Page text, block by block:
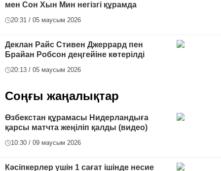
мен Сон Хын Мин негізгі құрамда
20:31 / 05 маусым 2026
Деклан Райс Стивен Джеррард пен
Брайан Робсон деңгейіне көтерілді
20:13 / 05 маусым 2026
Соңғы жаңалықтар
Өзбекстан құрамасы Нидерландыға
қарсы матчта жеңіліп қалды (видео)
10:30 / 09 маусым 2026
Кәсіпкерлер үшін 1 сағат ішінде несие